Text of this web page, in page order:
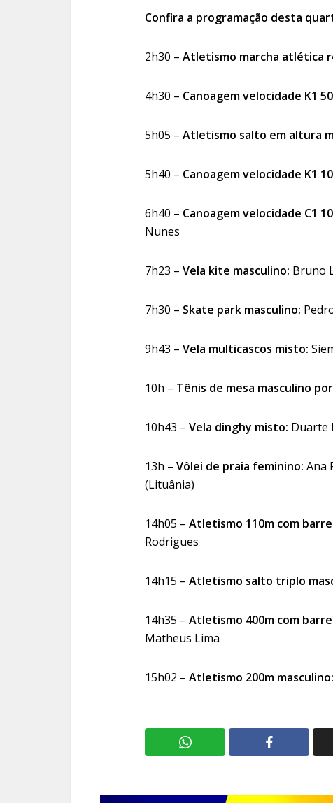
Confira a programação desta
2h30 – Atletismo marcha atlética
4h30 – Canoagem velocidade K1
5h05 – Atletismo salto em altura
5h40 – Canoagem velocidade K1
6h40 – Canoagem velocidade C1
Nunes
7h23 – Vela kite masculino: Bruno
7h30 – Skate park masculino:
9h43 – Vela multicascos misto:
10h – Tênis de mesa masculino
10h43 – Vela dinghy misto: Duarte
13h – Vôlei de praia feminino: Ana
(Lituânia)
14h05 – Atletismo 110m com
Rodrigues
14h15 – Atletismo salto triplo
14h35 – Atletismo 400m com
Matheus Lima
15h02 – Atletismo 200m masculino: